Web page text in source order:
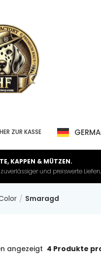
ZUR KASSE
KAPPEN & MÜTZEN.
und preiswerte
Smaragd
angezeigt 4 Produkte